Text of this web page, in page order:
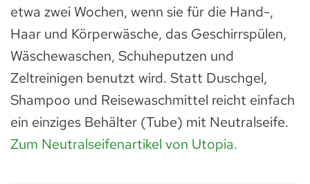
etwa zwei Wochen, wenn sie für die Hand-,
Haar und Körperwäsche, das Geschirrspülen,
Wäschewaschen, Schuheputzen und
Zeltreinigen benutzt wird. Statt Duschgel,
Shampoo und Reisewaschmittel reicht einfach
ein einziges Behälter (Tube) mit Neutralseife.
Zum Neutralseifenartikel von Utopia.